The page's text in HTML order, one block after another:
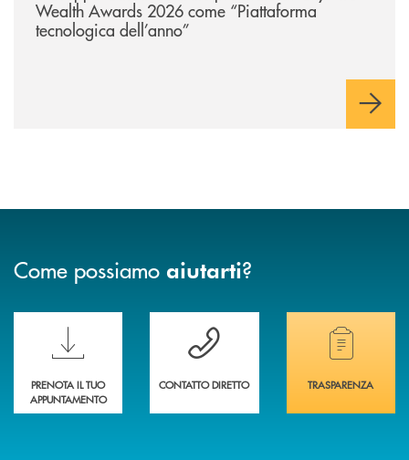
Wealth Awards 2026 come “Piattaforma
tecnologica dell’anno”
Come possiamo aiutarti?
Scopri le funzionalità della nuova PRENOTA BANCA
PRENOTA IL TUO
APPUNTAMENTO
Hai bisogno di assistenza immediata?
CONTATTO DIRETTO
Hai bisogno di
TRASPARENZA